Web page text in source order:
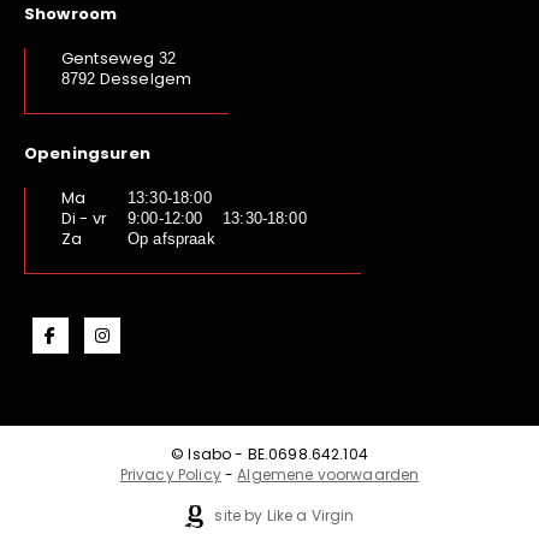
Showroom
Gentseweg 32
8792 Desselgem
Openingsuren
Ma
13:30-18:00
Di - vr 9:00-12:00 13:30-18:00
Za Op afspraak
© Isabo - BE.0698.642.104
Privacy Policy-Algemene voorwaarden
site by Like a Virgin